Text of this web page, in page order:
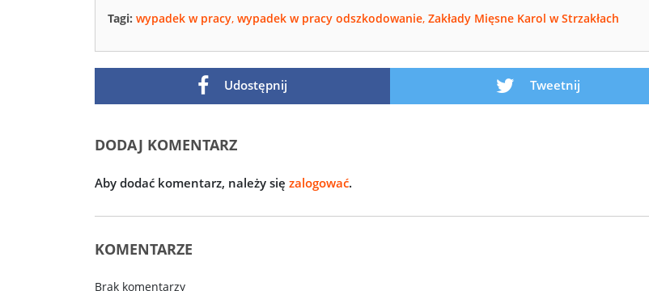
Tagi: wypadek w pracy, wypadek w pracy odszkodowanie, Zakłady Mięsne Karol w Strzakłach
Udostępnij Tweetnij
DODAJ KOMENTARZ
Aby dodać komentarz, należy się zalogować.
KOMENTARZE
Brak komentarzy